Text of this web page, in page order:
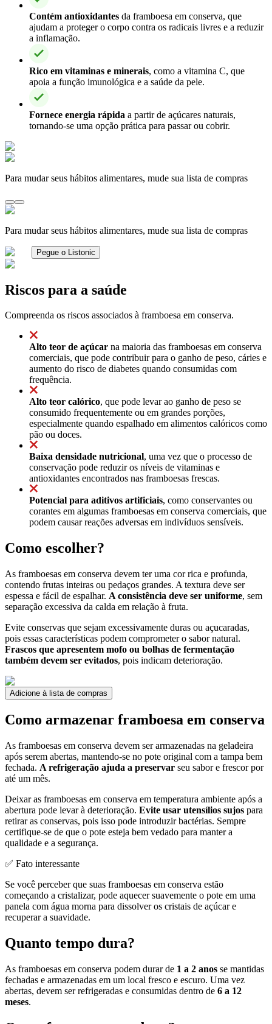
Contém antioxidantes da framboesa em conserva, que
ajudam a proteger o corpo contra os radicais livres e a reduzir
a inflamação.
Rico em vitaminas e minerais, como a vitamina C, que
apoia a função imunológica e a saúde da pele.
Fornece energia rápida a partir de açúcares naturais,
tornando-se uma opção prática para passar ou cobrir.
Para mudar seus hábitos alimentares, mude sua lista de compras
Para mudar seus hábitos alimentares, mude sua lista de compras
Pegue o Listonic
Riscos para a saúde
Compreenda os riscos associados à framboesa em conserva.
Alto teor de açúcar na maioria das framboesas em conserva
comerciais, que pode contribuir para o ganho de peso, cáries e
aumento do risco de diabetes quando consumidas com
frequência.
Alto teor calórico, que pode levar ao ganho de peso se
consumido frequentemente ou em grandes porções,
especialmente quando espalhado em alimentos calóricos como
pão ou doces.
Baixa densidade nutricional, uma vez que o processo de
conservação pode reduzir os níveis de vitaminas e
antioxidantes encontrados nas framboesas frescas.
Potencial para aditivos artificiais, como conservantes ou
corantes em algumas framboesas em conserva comerciais, que
podem causar reações adversas em indivíduos sensíveis.
Como escolher?
As framboesas em conserva devem ter uma cor rica e profunda,
contendo frutas inteiras ou pedaços grandes. A textura deve ser
espessa e fácil de espalhar. A consistência deve ser uniforme, sem
separação excessiva da calda em relação à fruta.
Evite conservas que sejam excessivamente duras ou açucaradas,
pois essas características podem comprometer o sabor natural.
Frascos que apresentem mofo ou bolhas de fermentação
também devem ser evitados, pois indicam deterioração.
Adicione à lista de compras
Como armazenar framboesa em conserva
As framboesas em conserva devem ser armazenadas na geladeira
após serem abertas, mantendo-se no pote original com a tampa bem
fechada. A refrigeração ajuda a preservar seu sabor e frescor por
até um mês.
Deixar as framboesas em conserva em temperatura ambiente após a
abertura pode levar à deterioração. Evite usar utensílios sujos para
retirar as conservas, pois isso pode introduzir bactérias. Sempre
certifique-se de que o pote esteja bem vedado para manter a
qualidade e a segurança.
✅ Fato interessante
Se você perceber que suas framboesas em conserva estão
começando a cristalizar, pode aquecer suavemente o pote em uma
panela com água morna para dissolver os cristais de açúcar e
recuperar a suavidade.
Quanto tempo dura?
As framboesas em conserva podem durar de 1 a 2 anos se mantidas
fechadas e armazenadas em um local fresco e escuro. Uma vez
abertas, devem ser refrigeradas e consumidas dentro de 6 a 12
meses.